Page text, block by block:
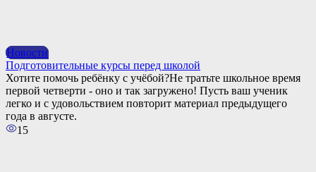
Новости
Подготовительные курсы перед школой
Хотите помочь ребёнку с учёбой?Не тратьте школьное время
первой четверти - оно и так загружено! Пусть ваш ученик
легко и с удовольствием повторит материал предыдущего
года в августе.
15